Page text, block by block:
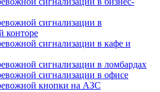
сигнализации в
конторе
сигнализации в кафе и
сигнализации в ломбардах
сигнализации в офисе
кнопки на АЗС